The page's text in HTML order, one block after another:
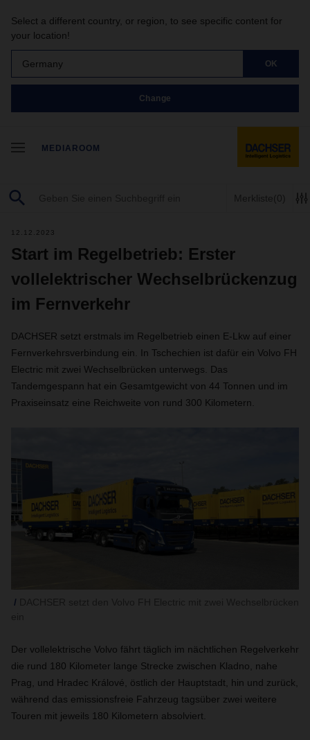
Select a different country, or region, to see specific content for
your location!
Germany OK
Change
MEDIAROOM
Merkliste(0)
12.12.2023
Start im Regelbetrieb: Erster
vollelektrischer Wechselbrückenzug
im Fernverkehr
DACHSER setzt erstmals im Regelbetrieb einen E-Lkw auf einer
Fernverkehrsverbindung ein. In Tschechien ist dafür ein Volvo FH
Electric mit zwei Wechselbrücken unterwegs. Das
Tandemgespann hat ein Gesamtgewicht von 44 Tonnen und im
Praxiseinsatz eine Reichweite von rund 300 Kilometern.
Der vollelektrische Volvo fährt täglich im nächtlichen Regelverkehr
die rund 180 Kilometer lange Strecke zwischen Kladno, nahe
Prag, und Hradec Králové, östlich der Hauptstadt, hin und zurück,
während das emissionsfreie Fahrzeug tagsüber zwei weitere
Touren mit jeweils 180 Kilometern absolviert.